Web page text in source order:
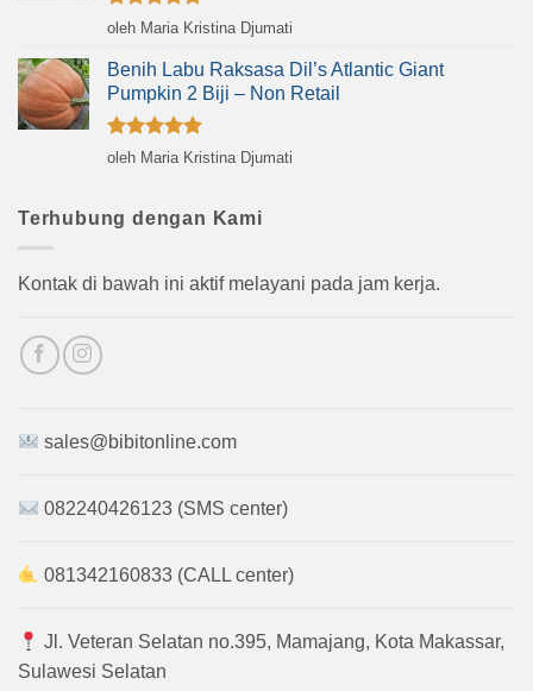
Dinilai5
oleh Maria Kristina Djumati
Benih Labu Raksasa Dil’s Atlantic Giant
Pumpkin 2 Biji – Non Retail
Dinilai5
oleh Maria Kristina Djumati
Terhubung dengan Kami
Kontak di bawah ini aktif melayani pada jam kerja.
sales@bibitonline.com
082240426123 (SMS center)
081342160833 (CALL center)
Jl. Veteran Selatan no.395, Mamajang, Kota Makassar,
Sulawesi Selatan